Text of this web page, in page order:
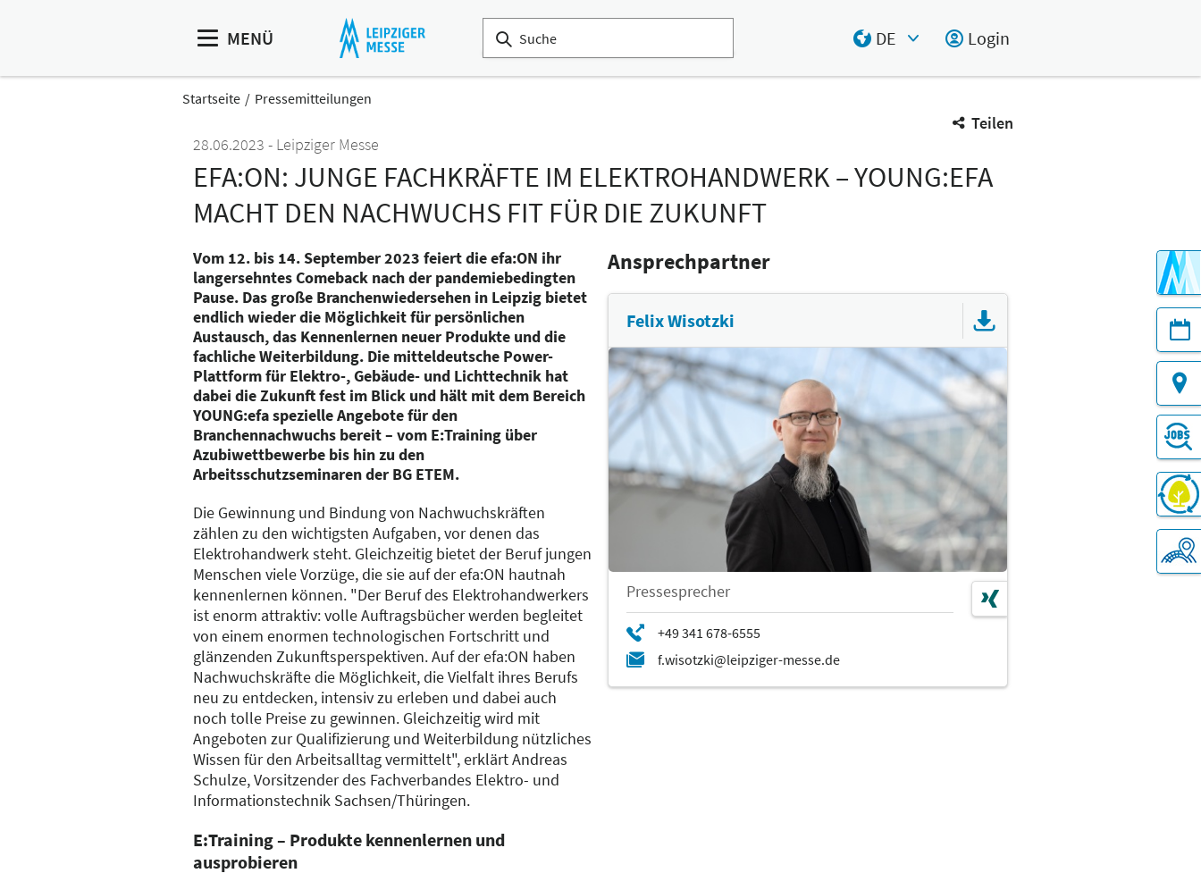
MENÜ
DE
Login
Startseite Pressemitteilungen
Teilen
28.06.2023
Leipziger Messe
EFA:ON: JUNGE FACHKRÄFTE IM ELEKTROHANDWERK – YOUNG:EFA
MACHT DEN NACHWUCHS FIT FÜR DIE ZUKUNFT
Vom 12. bis 14. September 2023 feiert die efa:ON ihr
langersehntes Comeback nach der pandemiebedingten
Pause. Das große Branchenwiedersehen in Leipzig bietet
endlich wieder die Möglichkeit für persönlichen
Austausch, das Kennenlernen neuer Produkte und die
fachliche Weiterbildung. Die mitteldeutsche Power-
Plattform für Elektro-, Gebäude- und Lichttechnik hat
dabei die Zukunft fest im Blick und hält mit dem Bereich
YOUNG:efa spezielle Angebote für den
Branchennachwuchs bereit – vom E:Training über
Azubiwettbewerbe bis hin zu den
Arbeitsschutzseminaren der BG ETEM.
Die Gewinnung und Bindung von Nachwuchskräften
zählen zu den wichtigsten Aufgaben, vor denen das
Elektrohandwerk steht. Gleichzeitig bietet der Beruf jungen
Menschen viele Vorzüge, die sie auf der efa:ON hautnah
kennenlernen können. "Der Beruf des Elektrohandwerkers
ist enorm attraktiv: volle Auftragsbücher werden begleitet
von einem enormen technologischen Fortschritt und
glänzenden Zukunftsperspektiven. Auf der efa:ON haben
Nachwuchskräfte die Möglichkeit, die Vielfalt ihres Berufs
neu zu entdecken, intensiv zu erleben und dabei auch
noch tolle Preise zu gewinnen. Gleichzeitig wird mit
Angeboten zur Qualifizierung und Weiterbildung nützliches
Wissen für den Arbeitsalltag vermittelt", erklärt Andreas
Schulze, Vorsitzender des Fachverbandes Elektro- und
Informationstechnik Sachsen/Thüringen.
E:Training – Produkte kennenlernen und
ausprobieren
Ansprechpartner
Felix Wisotzki
Pressesprecher